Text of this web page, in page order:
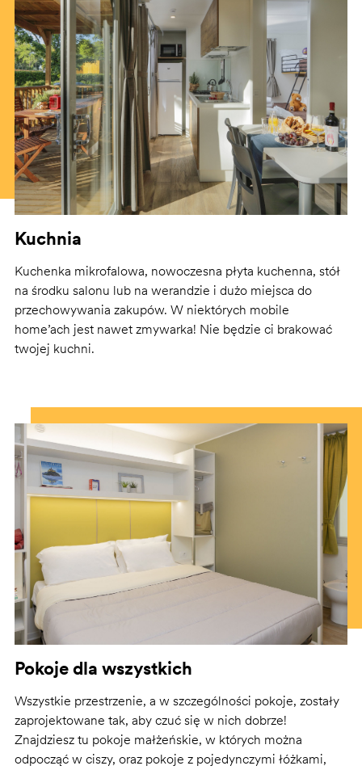
Kuchnia
Kuchenka mikrofalowa, nowoczesna płyta kuchenna, stół
na środku salonu lub na werandzie i dużo miejsca do
przechowywania zakupów. W niektórych mobile
home’ach jest nawet zmywarka! Nie będzie ci brakować
twojej kuchni.
Pokoje dla wszystkich
Wszystkie przestrzenie, a w szczególności pokoje, zostały
zaprojektowane tak, aby czuć się w nich dobrze!
Znajdziesz tu pokoje małżeńskie, w których można
odpocząć w ciszy, oraz pokoje z pojedynczymi łóżkami,